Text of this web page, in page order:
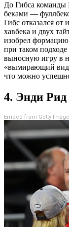
До Гибса команды
беками —
Гибс отказался
хавбека и двух
изобрел
при таком
выносную игру в
«вымирающий
что можно
4. Энди Рид
Embed from Getty